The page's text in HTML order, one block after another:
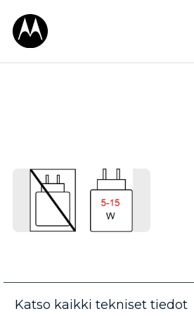
Katso kaikki tekniset tiedot